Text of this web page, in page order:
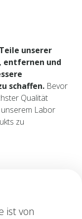
unserer
entfernen und
schaffen. Bevor
Qualität
Labor
zu
ist von